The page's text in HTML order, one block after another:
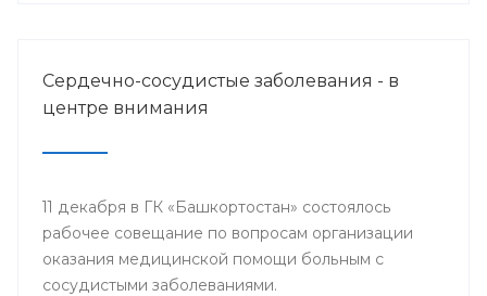
Сердечно-сосудистые заболевания - в
центре внимания
11 декабря в ГК «Башкортостан» состоялось
рабочее совещание по вопросам организации
оказания медицинской помощи больным с
сосудистыми заболеваниями.